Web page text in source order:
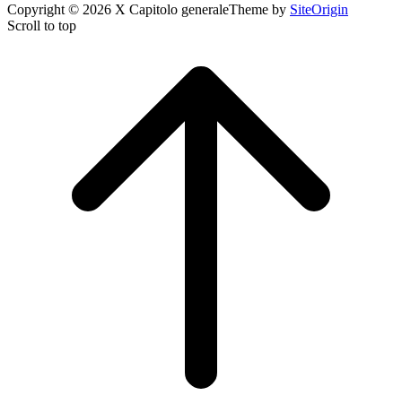
Copyright © 2026 X Capitolo generaleTheme by SiteOrigin
Scroll to top